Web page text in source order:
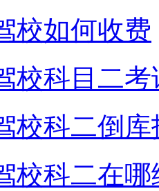
校如何收费
校科目二考
校科二倒库
校科二在哪